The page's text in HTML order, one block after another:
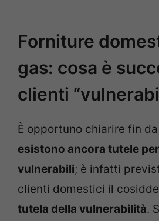
Forniture
gas: cosa è
clienti
È opportuno chiarire fin
esistono ancora tutele
vulnerabili; è infatti
clienti domestici il
tutela della vulnerabilità.